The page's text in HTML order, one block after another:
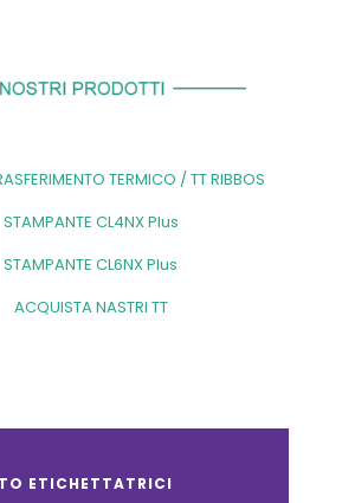
TERMICO / TT RIBBOS
STAMPANTE CL4NX Plus
STAMPANTE CL6NX Plus
ACQUISTA NASTRI TT
ETICHETTATRICI